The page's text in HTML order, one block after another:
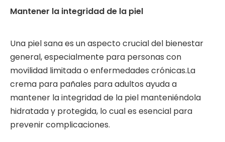
Mantener la integridad de la piel
Una piel sana es un aspecto crucial del bienestar
general, especialmente para personas con
movilidad limitada o enfermedades crónicas.La
crema para pañales para adultos ayuda a
mantener la integridad de la piel manteniéndola
hidratada y protegida, lo cual es esencial para
prevenir complicaciones.